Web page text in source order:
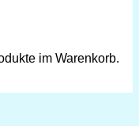
im Warenkorb.